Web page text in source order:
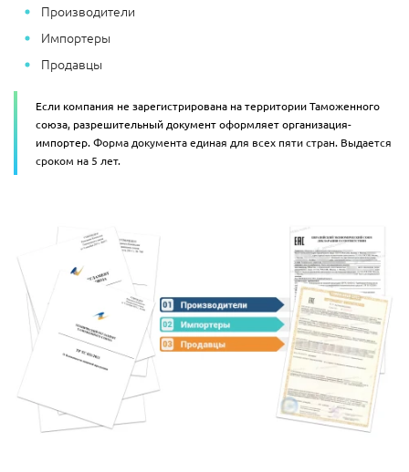
Производители
Импортеры
Продавцы
Если компания не зарегистрирована на территории Таможенного
союза, разрешительный документ оформляет организация-
импортер.Форма документа единая для всех пяти стран. Выдается
сроком на 5 лет.